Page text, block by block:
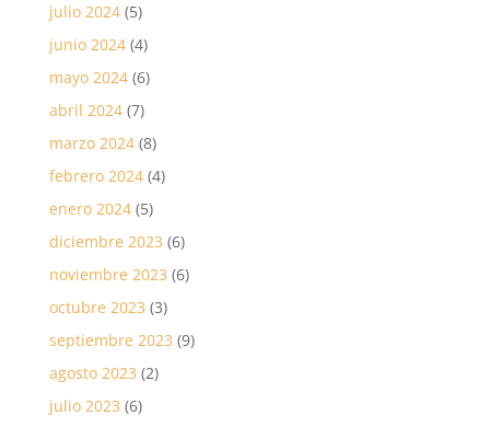
julio 2024(5)
junio 2024(4)
mayo 2024(6)
abril 2024(7)
marzo 2024(8)
febrero 2024(4)
enero 2024(5)
diciembre 2023 (6)
noviembre 2023 (6)
octubre 2023 (3)
septiembre 2023 (9)
agosto 2023 (2)
julio 2023 (6)